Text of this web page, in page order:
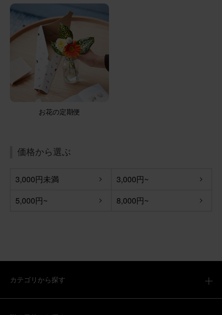
でいただきました。注文時に画像で見た通りのお花が届い
た様子だったので私は大満足です。カードも優しい文言だ
ったので入れていただきましたが、そのカードも喜んでい
ただけたようです。深夜に注文したのですがペイペイ払い
が出来てとても助かりました。また利用させていただきま
す。ありがとうございました！！
【お悔やみ・お供えの花】アレンジメント(白)Mサイズ
お悔やみ(ご遺族へ)カードカード
60代
です。 これからも宜しくお願いいたします。
【お悔やみ・お供えの花】アレンジメント(白)XSサイズ
いつもありがとうございます。
と喜んでいただけました。 また、宜しくお願いいたしま
【お悔やみ・お供えの花】アレンジメント(青・紫) Mサイ
お花の定期便
価格から選ぶ
3,000円未満
3,000円~
5,000円~
8,000円~
カテゴリから探す